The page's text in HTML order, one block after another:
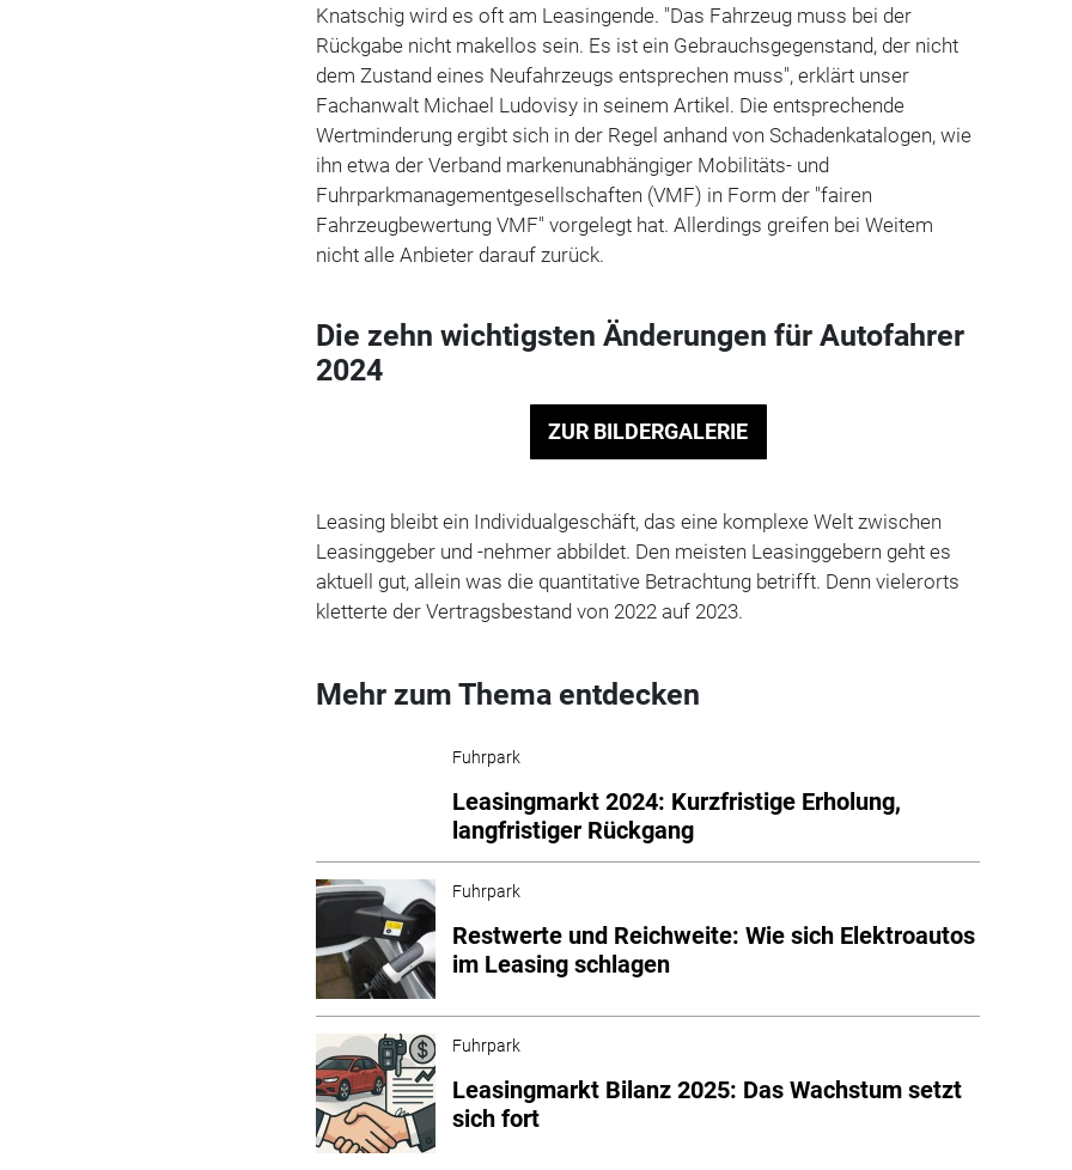
Knatschig wird es oft am Leasingende. "Das Fahrzeug muss bei der
Rückgabe nicht makellos sein. Es ist ein Gebrauchsgegenstand, der nicht
dem Zustand eines Neufahrzeugs entsprechen muss", erklärt unser
Fachanwalt Michael Ludovisy in seinem Artikel. Die entsprechende
Wertminderung ergibt sich in der Regel anhand von Schadenkatalogen, wie
ihn etwa der Verband markenunabhängiger Mobilitäts- und
Fuhrparkmanagementgesellschaften (VMF) in Form der "fairen
Fahrzeugbewertung VMF" vorgelegt hat. Allerdings greifen bei Weitem
nicht alle Anbieter darauf zurück.
Die zehn wichtigsten Änderungen für Autofahrer
2024
ZUR BILDERGALERIE
Leasing bleibt ein Individualgeschäft, das eine komplexe Welt zwischen
Leasinggeber und -nehmer abbildet. Den meisten Leasinggebern geht es
aktuell gut, allein was die quantitative Betrachtung betrifft. Denn vielerorts
kletterte der Vertragsbestand von 2022 auf 2023.
Mehr zum Thema entdecken
Fuhrpark
Leasingmarkt 2024: Kurzfristige Erholung,
langfristiger Rückgang
Fuhrpark
Restwerte und Reichweite: Wie sich Elektroautos
im Leasing schlagen
Fuhrpark
Leasingmarkt Bilanz 2025: Das Wachstum setzt
sich fort